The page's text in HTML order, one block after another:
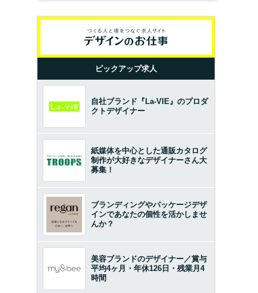
ピックアップ求人
自社ブランド『La-VIE』のプロダ
クトデザイナー
紙媒体を中心とした通販カタログ
制作が大好きなデザイナーさん大
募集！
ブランディングやパッケージデザ
インであなたの個性を活かしませ
んか？
美容ブランドのデザイナー／賞与
平均4ヶ月・年休126日・残業月4
時間